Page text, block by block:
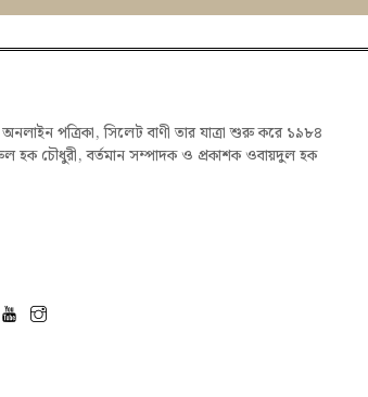
পত্রিকা, সিলেট বাণী তার যাত্রা শুরু করে ১৯৮৪
হক চৌধুরী, বর্তমান সম্পাদক ও প্রকাশক ওবায়দুল হক